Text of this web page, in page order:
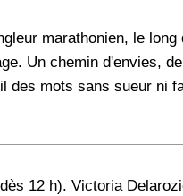
marathonien, le long
Un chemin d'envies,
des mots sans sueur ni
12 h). Victoria